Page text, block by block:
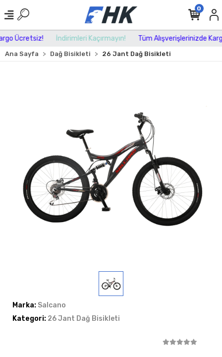
Ücretsiz! İndirimleri Kaçırmayın! Tüm Alışverişlerinizde
0
Ana Sayfa Dağ Bisikleti 26 Jant Dağ Bisikleti
Marka: Salcano
Kategori: 26 Jant Dağ Bisikleti